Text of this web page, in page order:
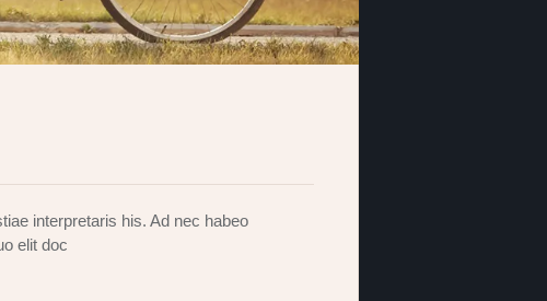
interpretaris his. Ad nec habeo
elit doc